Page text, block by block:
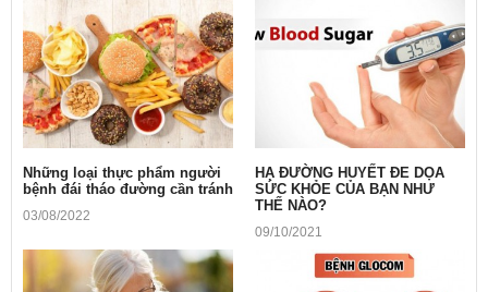
Những loại thực phẩm người
bệnh đái tháo đường cần tránh
03/08/2022
HẠ ĐƯỜNG HUYẾT ĐE DỌA
SỨC KHỎE CỦA BẠN NHƯ
THẾ NÀO?
09/10/2021